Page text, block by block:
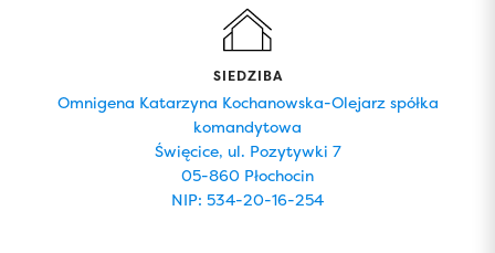
SIEDZIBA
Omnigena Katarzyna Kochanowska-Olejarz spółka
komandytowa
Święcice, ul. Pozytywki 7
05-860 Płochocin
NIP: 534-20-16-254